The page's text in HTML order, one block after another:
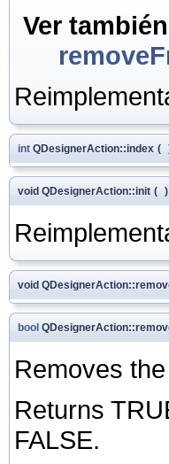
Ver
int QDesignerAction::index (
void QDesignerAction::init ( )
void
bool
Removes
Returns
FALSE.